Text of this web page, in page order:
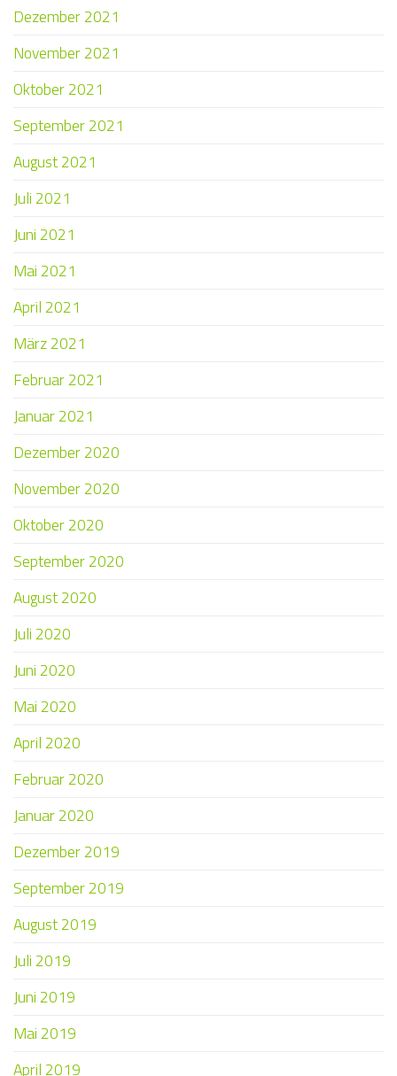
Dezember 2021
November 2021
Oktober 2021
September 2021
August 2021
Juli 2021
Juni 2021
Mai 2021
April 2021
März 2021
Februar 2021
Januar 2021
Dezember 2020
November 2020
Oktober 2020
September 2020
August 2020
Juli 2020
Juni 2020
Mai 2020
April 2020
Februar 2020
Januar 2020
Dezember 2019
September 2019
August 2019
Juli 2019
Juni 2019
Mai 2019
April 2019